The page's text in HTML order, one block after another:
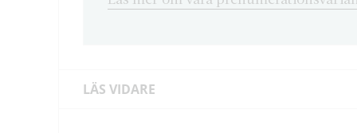
LÄS VIDARE